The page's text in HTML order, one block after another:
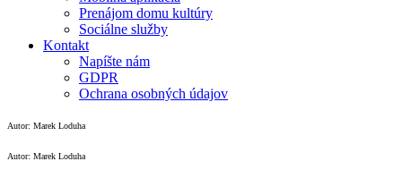
Prenájom domu kultúry
Sociálne služby
Kontakt
Napíšte nám
GDPR
Ochrana osobných údajov
Autor: Marek Loduha
Autor: Marek Loduha